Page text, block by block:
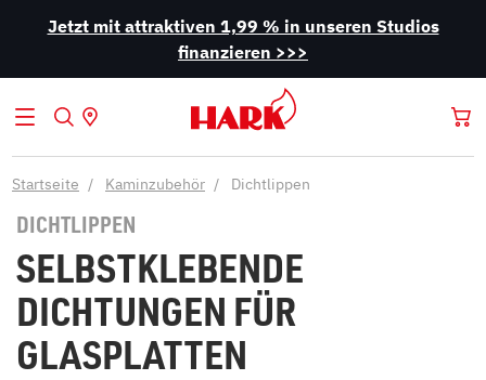
Jetzt mit attraktiven 1,99 % in unseren Studios
finanzieren >>>
Startseite Kaminzubehör Dichtlippen
DICHTLIPPEN
SELBSTKLEBENDE
DICHTUNGEN FÜR
GLASPLATTEN